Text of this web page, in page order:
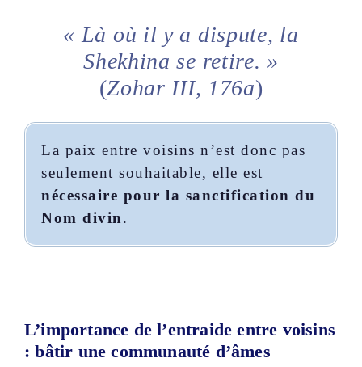
« Là où il y a dispute, la
Shekhina se retire. »
(Zohar III, 176a)
La paix entre voisins n’est donc pas
seulement souhaitable, elle est
nécessaire pour la sanctification du
Nom divin.
L’importance de l’entraide entre voisins
: bâtir une communauté d’âmes